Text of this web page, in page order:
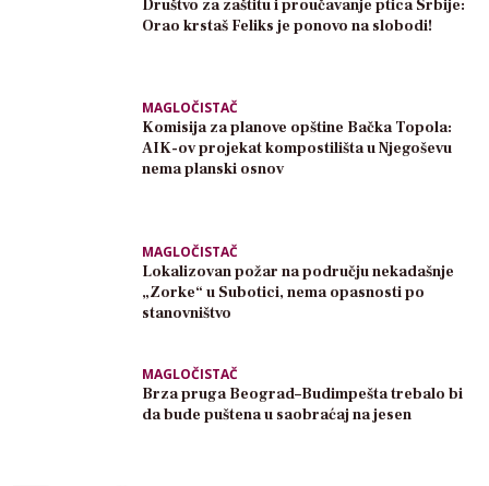
Društvo za zaštitu i proučavanje ptica Srbije:
Orao krstaš Feliks je ponovo na slobodi!
MAGLOČISTAČ
Komisija za planove opštine Bačka Topola:
AIK-ov projekat kompostilišta u Njegoševu
nema planski osnov
MAGLOČISTAČ
Lokalizovan požar na području nekadašnje
„Zorke“ u Subotici, nema opasnosti po
stanovništvo
MAGLOČISTAČ
Brza pruga Beograd–Budimpešta trebalo bi
da bude puštena u saobraćaj na jesen